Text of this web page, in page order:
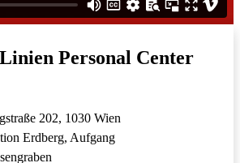
Personal Center
202, 1030 Wien
Erdberg, Aufgang